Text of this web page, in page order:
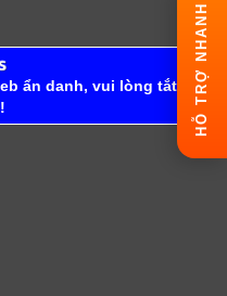
HỖ TRỢ NHANH